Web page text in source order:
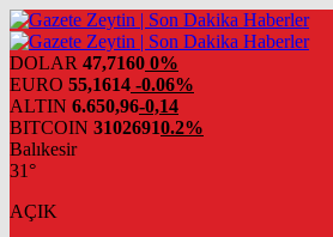
DOLAR 47,7160 0%
EURO 55,1614 -0.06%
ALTIN 6.650,96-0,14
BITCOIN 31026910.2%
Balıkesir
31°
AÇIK